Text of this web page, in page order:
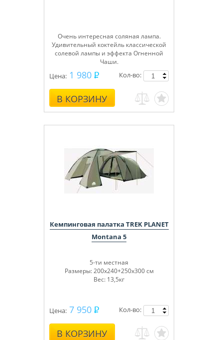
Очень интересная соляная лампа.
Удивительный коктейль классической
солевой лампы и эффекта Огненной
Чаши.
В качестве корпуса лампы используется
специально обработанная каменная
соль. В качестве наполнения также
используются куски природной
каменной соли.
В качестве источника света
подарком для любого человека!
Цена: 1 980
В КОРЗИНУ
Кол-во:
Кемпинговая палатка TREK PLANET
Montana 5
5-ти местная
Размеры: 200х240+250х300 см
Вес: 13,5кг
Цена: 7 950
В КОРЗИНУ
Кол-во: